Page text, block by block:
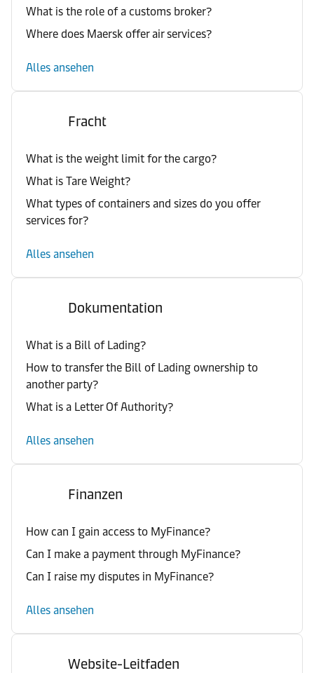
What is the role of a customs broker?
Where does Maersk offer air services?
Alles ansehen
Fracht
What is the weight limit for the cargo?
What is Tare Weight?
What types of containers and sizes do you offer
services for?
Alles ansehen
Dokumentation
What is a Bill of Lading?
How to transfer the Bill of Lading ownership to
another party?
What is a Letter Of Authority?
Alles ansehen
Finanzen
How can I gain access to MyFinance?
Can I make a payment through MyFinance?
Can I raise my disputes in MyFinance?
Alles ansehen
Website-Leitfaden